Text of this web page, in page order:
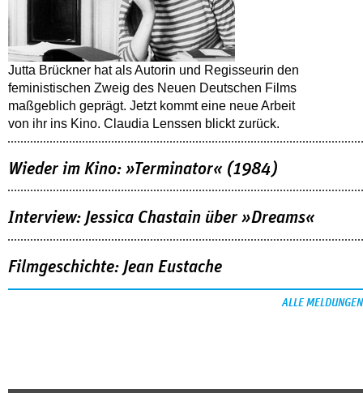
Jutta Brückner hat als Autorin und Regisseurin den
feministischen Zweig des Neuen Deutschen Films
maßgeblich geprägt. Jetzt kommt eine neue Arbeit
von ihr ins Kino. Claudia Lenssen blickt zurück.
Wieder im Kino: »Terminator« (1984)
Interview: Jessica Chastain über »Dreams«
Filmgeschichte: Jean Eustache
ALLE MELDUNGEN